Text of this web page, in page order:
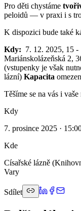
Pro děti chystáme
peloidů — v praxi i s
K dispozici bude také
Kdy: 7. 12. 2025, 15 -
Mariánskolázeňská 2,
(vstupenky je však
lázní) Kapacita
Těšíme se na vás i vaše
Kdy
7. prosince 2025 ·
Kde
Císařské lázně
Vary
Sdílet